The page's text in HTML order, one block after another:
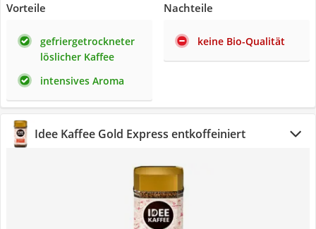
Vorteile
gefriergetrockneter
löslicher Kaffee
intensives Aroma
Nachteile
keine Bio-Qualität
Idee Kaffee Gold Express entkoffeiniert